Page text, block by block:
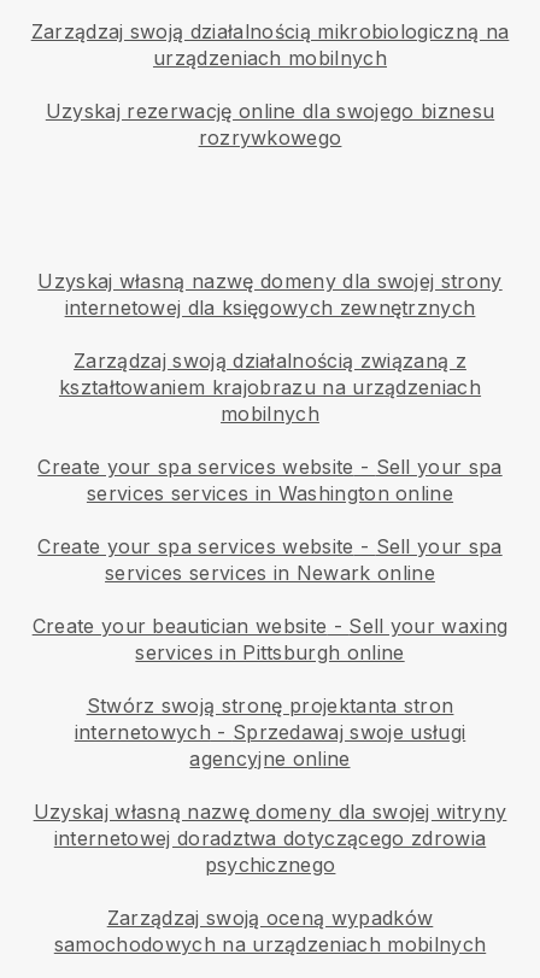
Zarządzaj swoją działalnością mikrobiologiczną na
urządzeniach mobilnych
Uzyskaj rezerwację online dla swojego biznesu
rozrywkowego
Uzyskaj własną nazwę domeny dla swojej strony
internetowej dla księgowych zewnętrznych
Zarządzaj swoją działalnością związaną z
kształtowaniem krajobrazu na urządzeniach
mobilnych
Create your spa services website - Sell your spa
services services in Washington online
Create your spa services website - Sell your spa
services services in Newark online
Create your beautician website - Sell your waxing
services in Pittsburgh online
Stwórz swoją stronę projektanta stron
internetowych - Sprzedawaj swoje usługi
agencyjne online
Uzyskaj własną nazwę domeny dla swojej witryny
internetowej doradztwa dotyczącego zdrowia
psychicznego
Zarządzaj swoją oceną wypadków
samochodowych na urządzeniach mobilnych